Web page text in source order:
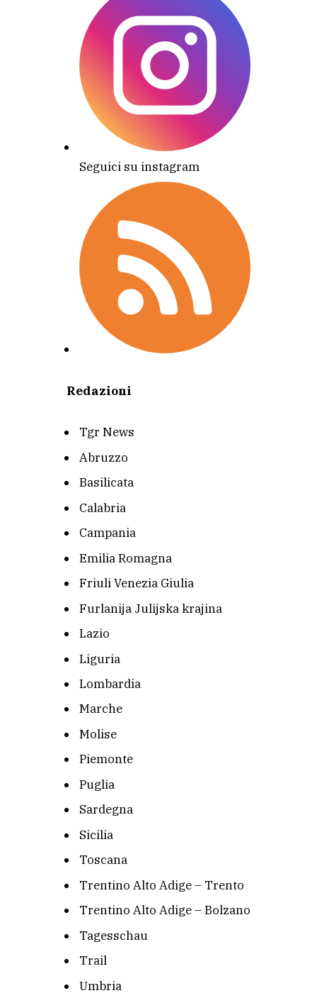
Seguici su instagram
Redazioni
Tgr News
Abruzzo
Basilicata
Calabria
Campania
Emilia Romagna
Friuli Venezia Giulia
Furlanija Julijska krajina
Lazio
Liguria
Lombardia
Marche
Molise
Piemonte
Puglia
Sardegna
Sicilia
Toscana
Trentino Alto Adige – Trento
Trentino Alto Adige – Bolzano
Tagesschau
Trail
Umbria